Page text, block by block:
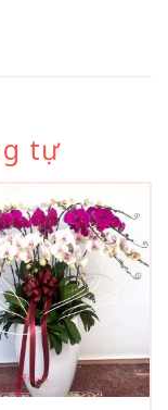
tự